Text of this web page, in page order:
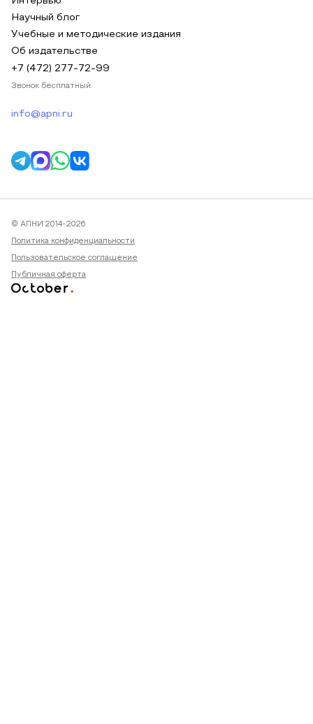
Научный блог
Учебные и методические издания
Об издательстве
+7 (472) 277-72-99
Звонок бесплатный
info@apni.ru
© АПНИ 2014-2026
Политика конфиденциальности
Пользовательское соглашение
Публичная оферта